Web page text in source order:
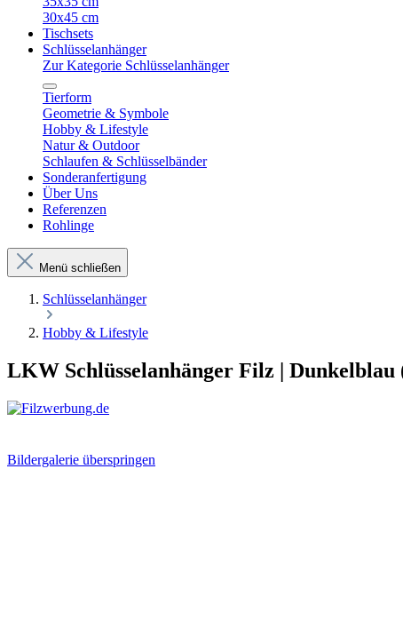
30x45 cm
Tischsets
Schlüsselanhänger
Zur Kategorie Schlüsselanhänger
Tierform
Geometrie & Symbole
Hobby & Lifestyle
Natur & Outdoor
Schlaufen & Schlüsselbänder
Sonderanfertigung
Über Uns
Referenzen
Rohlinge
Menü schließen
Schlüsselanhänger
Hobby & Lifestyle
LKW Schlüsselanhänger Filz |
Bildergalerie überspringen